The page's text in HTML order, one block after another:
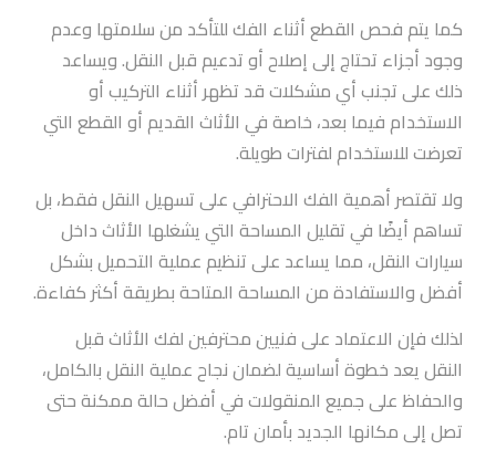
كما يتم فحص القطع أثناء الفك للتأكد من سلامتها وعدم
وجود أجزاء تحتاج إلى إصلاح أو تدعيم قبل النقل. ويساعد
ذلك على تجنب أي مشكلات قد تظهر أثناء التركيب أو
الاستخدام فيما بعد، خاصة في الأثاث القديم أو القطع التي
تعرضت للاستخدام لفترات طويلة.
ولا تقتصر أهمية الفك الاحترافي على تسهيل النقل فقط، بل
تساهم أيضًا في تقليل المساحة التي يشغلها الأثاث داخل
سيارات النقل، مما يساعد على تنظيم عملية التحميل بشكل
أفضل والاستفادة من المساحة المتاحة بطريقة أكثر كفاءة.
لذلك فإن الاعتماد على فنيين محترفين لفك الأثاث قبل
النقل يعد خطوة أساسية لضمان نجاح عملية النقل بالكامل،
والحفاظ على جميع المنقولات في أفضل حالة ممكنة حتى
تصل إلى مكانها الجديد بأمان تام.